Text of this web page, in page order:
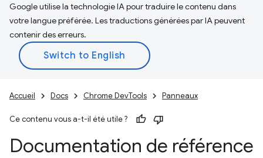
Google utilise la technologie IA pour traduire le contenu dans
votre langue préférée. Les traductions générées par IA peuvent
contenir des erreurs.
Accueil Docs Chrome DevTools Panneaux
Ce contenu vous a-t-il été utile ?
Documentation de référence